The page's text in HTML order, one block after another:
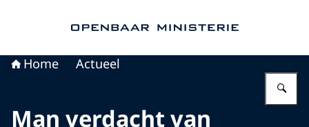
Home Actueel
Man verdacht van